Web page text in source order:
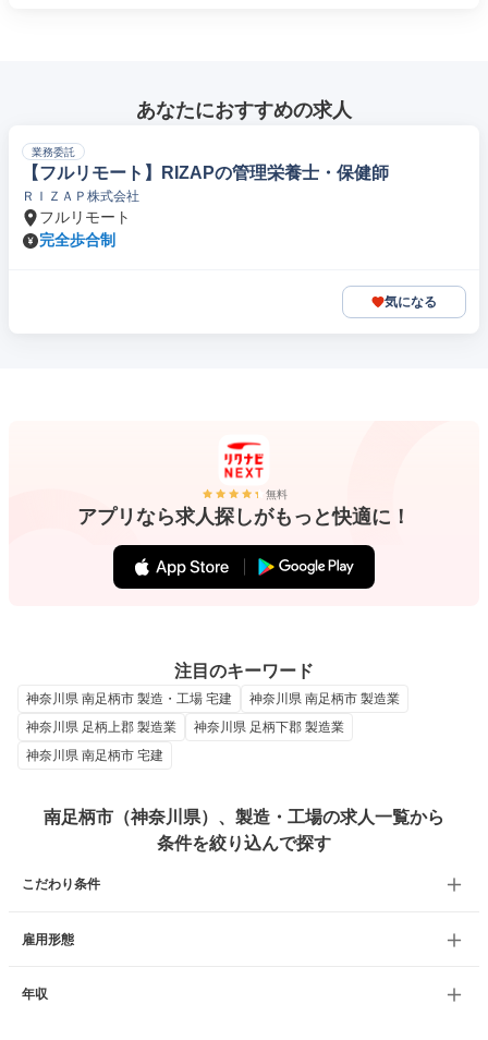
あなたにおすすめの求人
業務委託
【フルリモート】RIZAPの管理栄養士・保健師
ＲＩＺＡＰ株式会社
フルリモート
完全歩合制
気になる
無料
アプリなら求人探しがもっと快適に！
注目のキーワード
神奈川県 南足柄市 製造・工場 宅建
神奈川県 南足柄市 製造業
神奈川県 足柄上郡 製造業
神奈川県 足柄下郡 製造業
神奈川県 南足柄市 宅建
南足柄市（神奈川県）、製造・工場の求人一覧から
条件を絞り込んで探す
こだわり条件
雇用形態
年収